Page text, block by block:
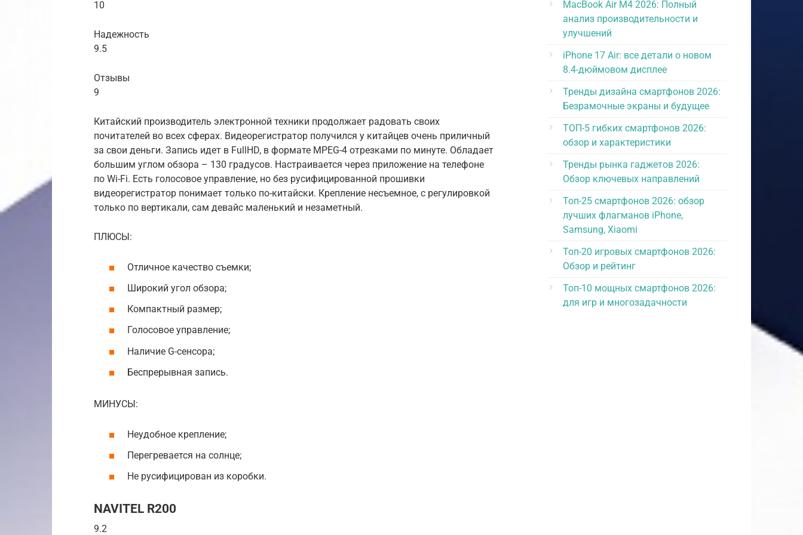
10
Надежность
9.5
Отзывы
9
Китайский производитель электронной техники продолжает радовать своих
почитателей во всех сферах. Видеорегистратор получился у китайцев очень приличный
за свои деньги. Запись идет в FullHD, в формате MPEG-4 отрезками по минуте. Обладает
большим углом обзора – 130 градусов. Настраивается через приложение на телефоне
по Wi-Fi. Есть голосовое управление, но без русифицированной прошивки
видеорегистратор понимает только по-китайски. Крепление несъемное, с регулировкой
только по вертикали, сам девайс маленький и незаметный.
ПЛЮСЫ:
Отличное качество съемки;
Широкий угол обзора;
Компактный размер;
Голосовое управление;
Наличие G-сенсора;
Беспрерывная запись.
МИНУСЫ:
Неудобное крепление;
Перегревается на солнце;
Не русифицирован из коробки.
NAVITEL R200
9.2
MacBook Air M4 2026: Полный
анализ производительности и
улучшений
iPhone 17 Air: все детали о новом
8.4-дюймовом дисплее
Тренды дизайна смартфонов 2026:
Безрамочные экраны и будущее
ТОП-5 гибких смартфонов 2026:
обзор и характеристики
Тренды рынка гаджетов 2026:
Обзор ключевых направлений
Топ-25 смартфонов 2026: обзор
лучших флагманов iPhone,
Samsung, Xiaomi
Топ-20 игровых смартфонов 2026:
Обзор и рейтинг
Топ-10 мощных смартфонов 2026:
для игр и многозадачности